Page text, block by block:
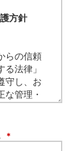
方針
らの信頼
法律」
守し、お
な管理・
正な手段
＊